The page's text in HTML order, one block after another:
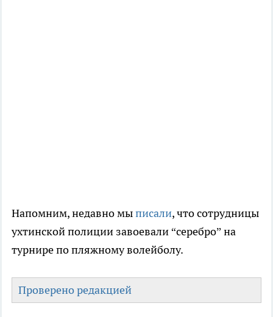
Напомним, недавно мыписали, что сотрудницы
ухтинской полиции завоевали “серебро” на
турнире по пляжному волейболу.
Проверено редакцией